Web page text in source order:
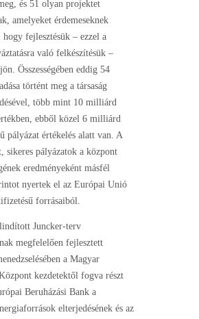
és 51 olyan projektet
amelyeket érdemeseknek
fejlesztésük – ezzel a
való felkészítésük –
Összességében eddig 54
történt meg a társaság
több mint 10 milliárd
ebből közel 6 milliárd
pályázat értékelés alatt van. A
sikeres pályázatok a központ
eredményeként másfél
nyertek el az Európai Unió
forrásaiból.
Juncker-terv
megfelelően fejlesztett
a Magyar
kezdetektől fogva részt
Beruházási Bank a
elterjedésének és az